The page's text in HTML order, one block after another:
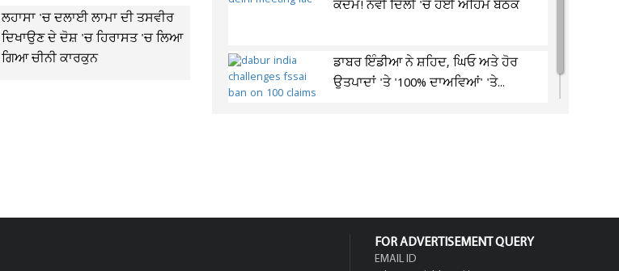
ਲਹਾਸਾ 'ਚ ਦਲਾਈ ਲਾਮਾ ਦੀ ਤਸਵੀਰ
ਦਿਖਾਉਣ ਦੇ ਦੋਸ਼ 'ਚ ਹਿਰਾਸਤ 'ਚ ਲਿਆ
ਗਿਆ ਚੀਨੀ ਕਾਰਕੁਨ
ਕਦਮ! ਨਵੀਂ ਦਿੱਲੀ 'ਚ ਹੋਈ ਅਹਿਮ ਬੈਠਕ
ਡਾਬਰ ਇੰਡੀਆ ਨੇ ਸ਼ਹਿਦ, ਘਿਓ ਅਤੇ ਹੋਰ
ਉਤਪਾਦਾਂ 'ਤੇ '100% ਦਾਅਵਿਆਂ' 'ਤੇ...
FOR ADVERTISEMENT QUERY
EMAIL ID